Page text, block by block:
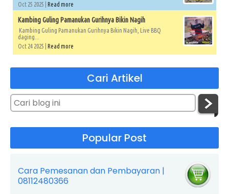
Oct 25 2025 | Read more
Kambing Guling Pamanukan Gurihnya Bikin Nagih
Kambing Guling Pamanukan Gurihnya Bikin Nagih, Live BBQ
daging...
Oct 24 2025 | Read more
Cari Artikel
Popular Post
Cara Pemesanan dan Pembayaran |
08112480366